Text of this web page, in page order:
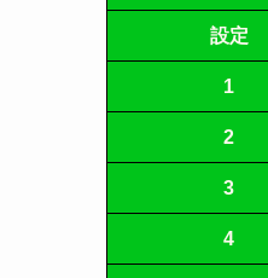
設定
1
2
3
4